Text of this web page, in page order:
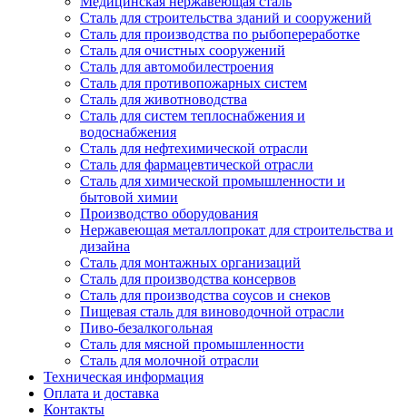
Сталь для строительства зданий и сооружений
Сталь для производства по рыбопереработке
Сталь для очистных сооружений
Сталь для автомобилестроения
Сталь для противопожарных систем
Сталь для животноводства
Сталь для систем теплоснабжения и
водоснабжения
Сталь для нефтехимической отрасли
Сталь для фармацевтической отрасли
Сталь для химической промышленности и
бытовой химии
Производство оборудования
Нержавеющая металлопрокат для строительства и
дизайна
Сталь для монтажных организаций
Сталь для производства консервов
Сталь для производства соусов и снеков
Пищевая сталь для виноводочной отрасли
Пиво-безалкогольная
Сталь для мясной промышленности
Сталь для молочной отрасли
Техническая информация
Оплата и доставка
Контакты